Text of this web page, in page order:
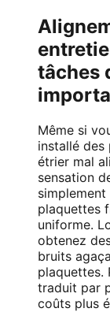
tâches
Même si
installé des
étrier mal
sensation
simplement
plaquettes
uniforme.
obtenez
bruits
plaquettes.
traduit par
coûts plus